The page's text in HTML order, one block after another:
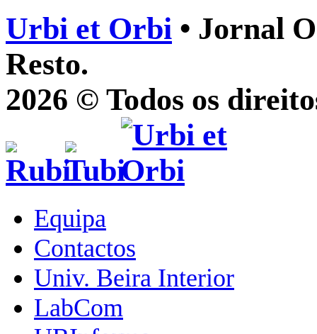
Urbi et Orbi • Jornal
Resto.
2026 © Todos os
Equipa
Contactos
Univ. Beira Interior
LabCom